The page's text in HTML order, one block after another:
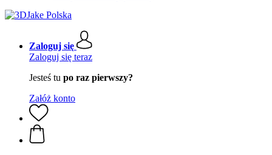
Zaloguj się
Zaloguj się teraz
Jesteś tu po raz pierwszy?
Załóż konto